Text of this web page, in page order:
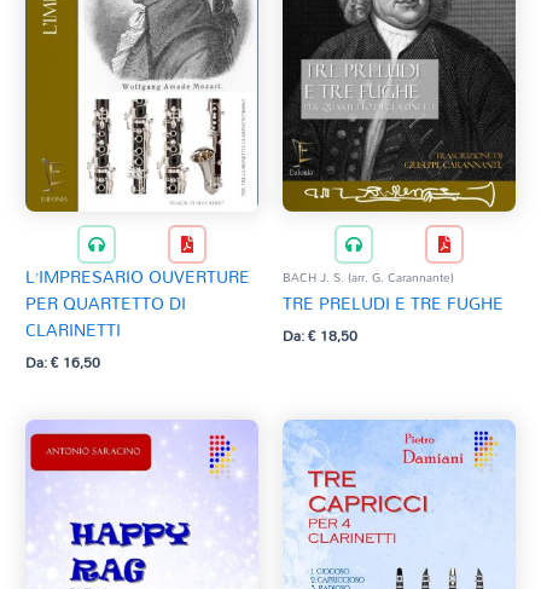
L’IMPRESARIO OUVERTURE
PER QUARTETTO DI
CLARINETTI
Da:€16,50
BACH J. S. (arr. G. Carannante)
TRE PRELUDI E TRE FUGHE
Da:€18,50